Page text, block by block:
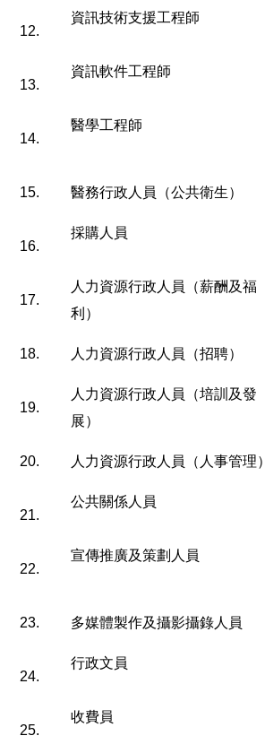
12.
資訊技術支援工程師
13.
資訊軟件工程師
14.
醫學工程師
15. 醫務行政人員（公共衛生）
16.
採購人員
17.
人力資源行政人員（薪酬及福
利）
18. 人力資源行政人員（招聘）
19.
人力資源行政人員（培訓及發
展）
20. 人力資源行政人員（人事管理）
21.
公共關係人員
22.
宣傳推廣及策劃人員
23. 多媒體製作及攝影攝錄人員
24.
行政文員
25.
收費員